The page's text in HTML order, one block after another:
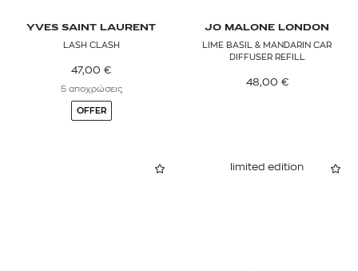
YVES SAINT LAURENT
LASH CLASH
47,00 €
5 αποχρώσεις
OFFER
JO MALONE LONDON
LIME BASIL & MANDARIN CAR
DIFFUSER REFILL
48,00 €
limited edition